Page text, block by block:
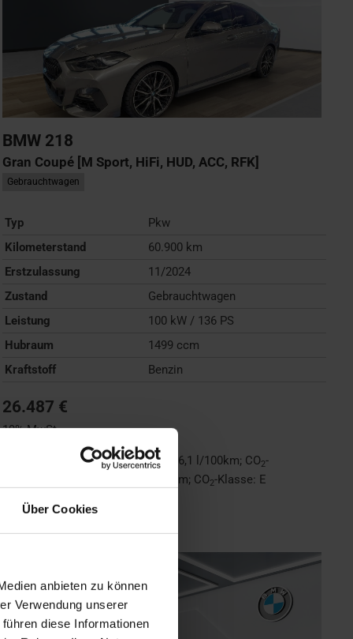
Über Cookies
anbieten zu können
Verwendung unserer
diese Informationen
BMW 218
Gran Coupé [M Sport, HiFi, HUD, ACC, RFK]
Gebrauchtwagen
Typ
Pkw
Kilometerstand
60.900 km
Erstzulassung
11/2024
Zustand
Gebrauchtwagen
Leistung
100 kW / 136 PS
Hubraum
1499 ccm
Kraftstoff
Benzin
26.487 €
19% MwSt.
Kraftstoffverbrauch (kombiniert): 6,1 l/100km; CO2-
138 g/km; CO2-Klasse: E
FAHRZEUG ANZEIGEN